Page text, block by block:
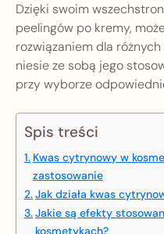
Dzięki swoim
peelingów po kremy,
rozwiązaniem dla
niesie ze sobą jego
przy wyborze
Spis treści
Kwas cytrynowy w
zastosowanie
Jak działa kwas
Jakie są efekty
kosmetykach?